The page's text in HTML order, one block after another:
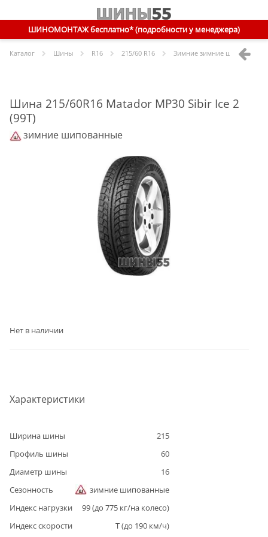
ШИНОМОНТАЖ бесплатно* (подробности у менеджера)
Каталог Шины R16 215/60 R16 Зимние зимние шипованные
Шина 215/60R16 Matador MP30 Sibir Ice 2
(99T)
зимние шипованные
Характеристики
Ширина шины
215
Профиль шины
60
Диаметр шины
16
Сезонность
зимние шипованные
Индекс нагрузки
99(до 775 кг/на колесо)
Индекс скорости
T(до 190 км/ч)
Нет в наличии